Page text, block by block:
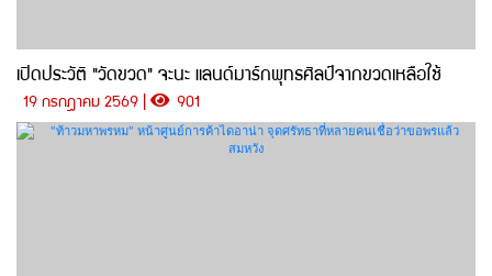
เปิดประวัติ "วัดขวด" จะนะ แลนด์มาร์กพุทธศิลป์จากขวดเหลือใช้
19 กรกฎาคม 2569 | 901